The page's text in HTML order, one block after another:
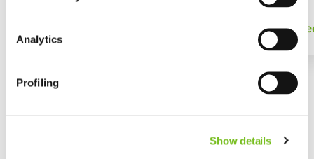
Analytics
Profiling
Show details